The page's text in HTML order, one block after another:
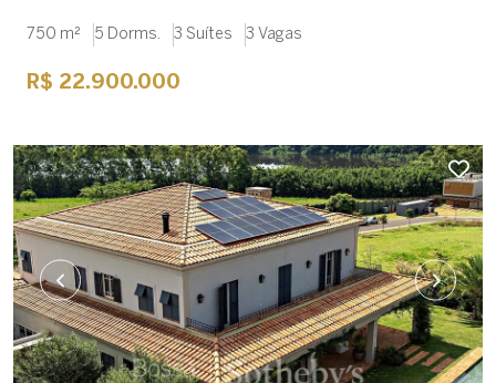
750 m² 5 Dorms. 3 Suítes 3 Vagas
R$ 22.900.000